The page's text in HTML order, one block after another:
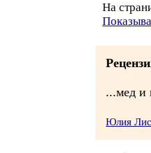
На
...мед и
Юлия